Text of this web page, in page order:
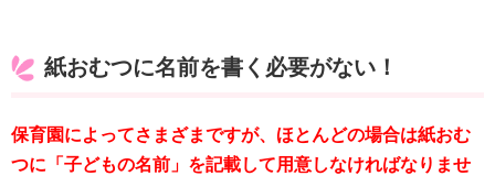
紙おむつに名前を書く必要がない！
保育園によってさまざまですが、ほとんどの場合は紙おむ
つに「子どもの名前」を記載して用意しなければなりませ